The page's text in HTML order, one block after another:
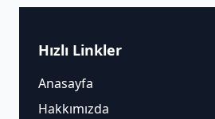
Hızlı Linkler
Anasayfa
Hakkımızda